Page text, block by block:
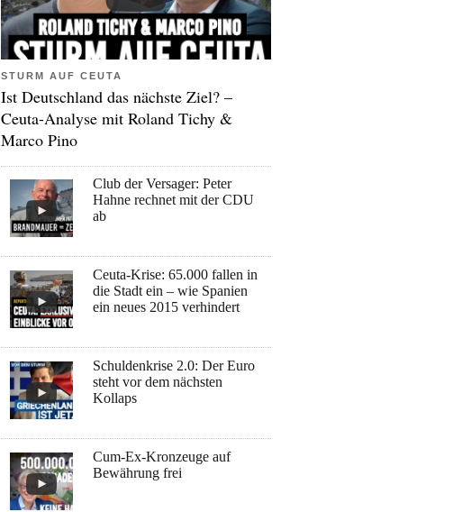
STURM AUF CEUTA
Ist Deutschland das nächste Ziel? –
Ceuta-Analyse mit Roland Tichy &
Marco Pino
Club der Versager: Peter
Hahne rechnet mit der CDU
ab
Ceuta-Krise: 65.000 fallen in
die Stadt ein – wie Spanien
ein neues 2015 verhindert
Schuldenkrise 2.0: Der Euro
steht vor dem nächsten
Kollaps
Cum-Ex-Kronzeuge auf
Bewährung frei